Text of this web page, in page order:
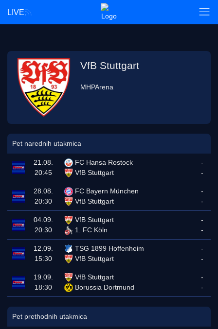
LIVE
VfB Stuttgart
MHPArena
Pet narednih utakmica
21.08.
20:45
FC Hansa Rostock
VfB Stuttgart
-
-
28.08.
20:30
FC Bayern München
VfB Stuttgart
-
-
04.09.
20:30
VfB Stuttgart
1. FC Köln
-
-
12.09.
15:30
TSG 1899 Hoffenheim
VfB Stuttgart
-
-
19.09.
18:30
VfB Stuttgart
Borussia Dortmund
-
-
Pet prethodnih utakmica